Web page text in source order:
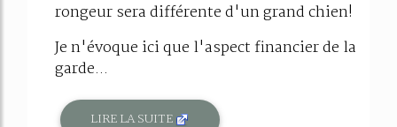
rongeur sera différente d'un grand chien!
Je n'évoque ici que l'aspect financier de la
garde...
LIRE LA SUITE